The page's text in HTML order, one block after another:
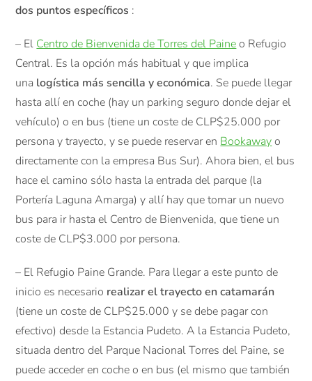
dos puntos específicos :
– El Centro de Bienvenida de Torres del Paineo Refugio
Central. Es la opción más habitual y que implica
una logística más sencilla y económica. Se puede llegar
hasta allí en coche (hay un parking seguro donde dejar el
vehículo) o en bus (tiene un coste de CLP$25.000 por
persona y trayecto, y se puede reservar en Bookawayo
directamente con la empresa Bus Sur). Ahora bien, el bus
hace el camino sólo hasta la entrada del parque (la
Portería Laguna Amarga) y allí hay que tomar un nuevo
bus para ir hasta el Centro de Bienvenida, que tiene un
coste de CLP$3.000 por persona.
– El Refugio Paine Grande. Para llegar a este punto de
inicio es necesario realizar el trayecto en catamarán
(tiene un coste de CLP$25.000 y se debe pagar con
efectivo) desde la Estancia Pudeto. A la Estancia Pudeto,
situada dentro del Parque Nacional Torres del Paine, se
puede acceder en coche o en bus (el mismo que también